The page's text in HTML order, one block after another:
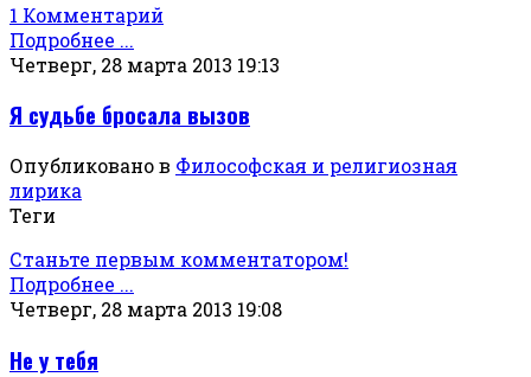
1 Комментарий
Подробнее ...
Четверг, 28 марта 2013 19:13
Я судьбе бросала вызов
Опубликовано в Философская и религиозная
лирика
Теги
Станьте первым комментатором!
Подробнее ...
Четверг, 28 марта 2013 19:08
Не у тебя